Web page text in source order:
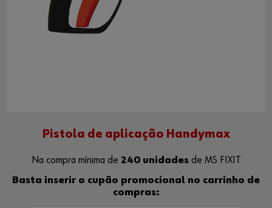
Pistola de aplicação Handymax
Na compra mínima de 240 unidadesde MS FIXIT
Basta inserir o cupão promocional no carrinho de
compras: